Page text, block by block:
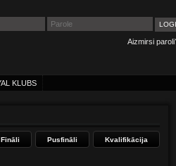
Aizmirsi
KLUBS
Kvalifikācija
Pusfināli
Fināli